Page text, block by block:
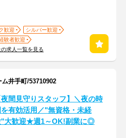
歓迎
シルバー歓迎
験者歓迎
求人一覧を見る
井手町/53710902
夜間見守りスタッフ】＼夜の時
を有効活用／"無資格・未経
"大歓迎★週1～OK!副業に◎